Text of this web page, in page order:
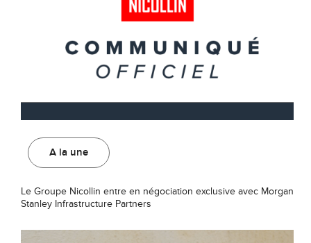
A la une
Le Groupe Nicollin entre en négociation exclusive avec Morgan
Stanley Infrastructure Partners